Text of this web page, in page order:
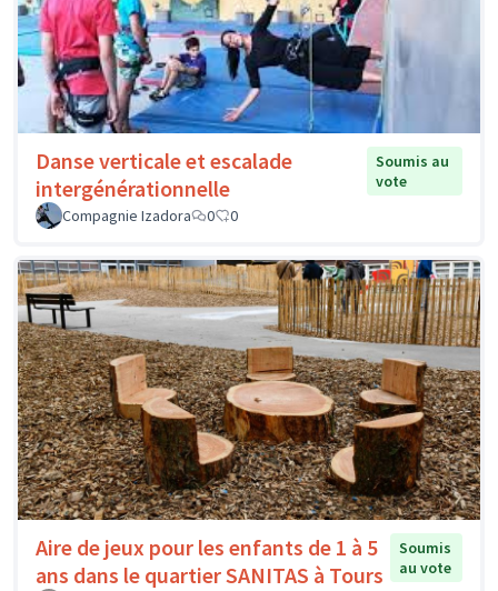
Danse verticale et escalade
intergénérationnelle
Soumis au
vote
Compagnie Izadora
0 0
Aire de jeux pour les enfants de 1 à 5
ans dans le quartier SANITAS à Tours
Soumis
au vote